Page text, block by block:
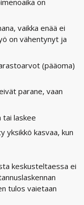
vaikka enää ei
on vähentynyt ja
(pääoma)
parane, vaan
laskee
yksikkö kasvaa, kun
keskusteltaessa ei
tulos vaietaan